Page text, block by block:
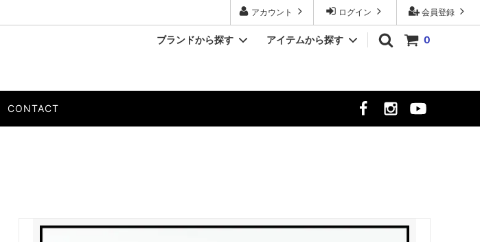
会員登録
ログイン
アカウント
0
ブランドから探す
PERS PROJECTS/パースプロジェクト
アイテムから探す
パンツ
CONTACT